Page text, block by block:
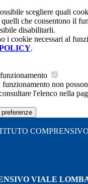
scegliere quali
che consentono il
disabilitarli.
i cookie necessari al
.
non
l'elenco nella
VIALE